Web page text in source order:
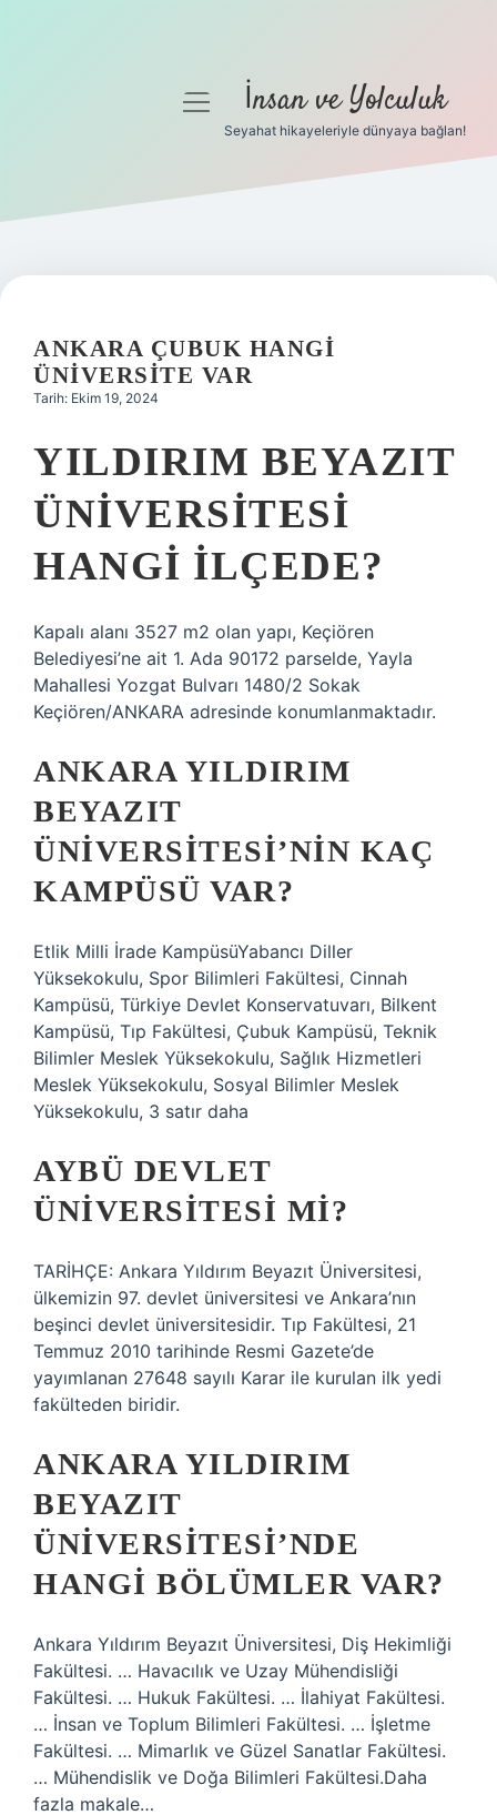
Gizlilik Politikası
Yasal Uyarı
menüyü İnsan ve Yolculuk
Seyahat hikayeleriyle dünyaya bağlan!
ANKARA ÇUBUK HANGI
ÜNIVERSITE VAR
Tarih: Ekim 19, 2024
YILDIRIM BEYAZIT
ÜNIVERSITESI
HANGI ILÇEDE?
Kapalı alanı 3527 m2 olan yapı, Keçiören
Belediyesi’ne ait 1. Ada 90172 parselde, Yayla
Mahallesi Yozgat Bulvarı 1480/2 Sokak
Keçiören/ANKARA adresinde konumlanmaktadır.
ANKARA YILDIRIM
BEYAZIT
ÜNIVERSITESI’NIN KAÇ
KAMPÜSÜ VAR?
Etlik Milli İrade KampüsüYabancı Diller
Yüksekokulu, Spor Bilimleri Fakültesi, Cinnah
Kampüsü, Türkiye Devlet Konservatuvarı, Bilkent
Kampüsü, Tıp Fakültesi, Çubuk Kampüsü, Teknik
Bilimler Meslek Yüksekokulu, Sağlık Hizmetleri
Meslek Yüksekokulu, Sosyal Bilimler Meslek
Yüksekokulu, 3 satır daha
AYBÜ DEVLET
ÜNIVERSITESI MI?
TARİHÇE: Ankara Yıldırım Beyazıt Üniversitesi,
ülkemizin 97. devlet üniversitesi ve Ankara’nın
beşinci devlet üniversitesidir. Tıp Fakültesi, 21
Temmuz 2010 tarihinde Resmi Gazete’de
yayımlanan 27648 sayılı Karar ile kurulan ilk yedi
fakülteden biridir.
ANKARA YILDIRIM
BEYAZIT
ÜNIVERSITESI’NDE
HANGI BÖLÜMLER VAR?
Ankara Yıldırım Beyazıt Üniversitesi, Diş Hekimliği
Fakültesi. … Havacılık ve Uzay Mühendisliği
Fakültesi. … Hukuk Fakültesi. … İlahiyat Fakültesi.
… İnsan ve Toplum Bilimleri Fakültesi. … İşletme
Fakültesi. … Mimarlık ve Güzel Sanatlar Fakültesi.
… Mühendislik ve Doğa Bilimleri Fakültesi.Daha
fazla makale…